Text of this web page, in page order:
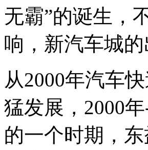
无霸”的诞生，
响，新汽车城
从2000年汽车
猛发展，2000
的一个时期，